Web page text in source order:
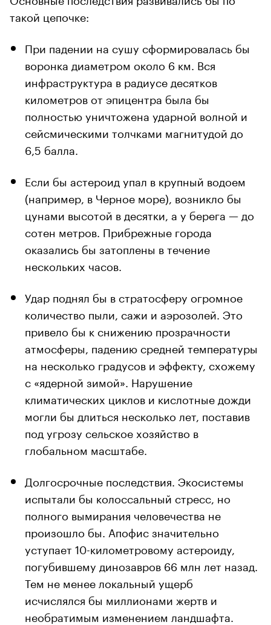
такой цепочке:
При падении на сушу сформировалась бы
воронка диаметром около 6 км. Вся
инфраструктура в радиусе десятков
километров от эпицентра была бы
полностью уничтожена ударной волной и
сейсмическими толчками магнитудой до
6,5 балла.
Если бы астероид упал в крупный водоем
(например, в Черное море), возникло бы
цунами высотой в десятки, а у берега — до
сотен метров. Прибрежные города
оказались бы затоплены в течение
нескольких часов.
Удар поднял бы в стратосферу огромное
количество пыли, сажи и аэрозолей. Это
привело бы к снижению прозрачности
атмосферы, падению средней температуры
на несколько градусов и эффекту, схожему
с «ядерной зимой». Нарушение
климатических циклов и кислотные дожди
могли бы длиться несколько лет, поставив
под угрозу сельское хозяйство в
глобальном масштабе.
Долгосрочные последствия. Экосистемы
испытали бы колоссальный стресс, но
полного вымирания человечества не
произошло бы. Апофис значительно
уступает 10-километровому астероиду,
погубившему динозавров 66 млн лет назад.
Тем не менее локальный ущерб
исчислялся бы миллионами жертв и
необратимым изменением ландшафта.